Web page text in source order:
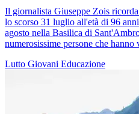
Il giornalista Giuseppe Zois
lo scorso 31 luglio all'età di 96
agosto nella Basilica di
numerosissime persone che
Lutto Giovani Educazione